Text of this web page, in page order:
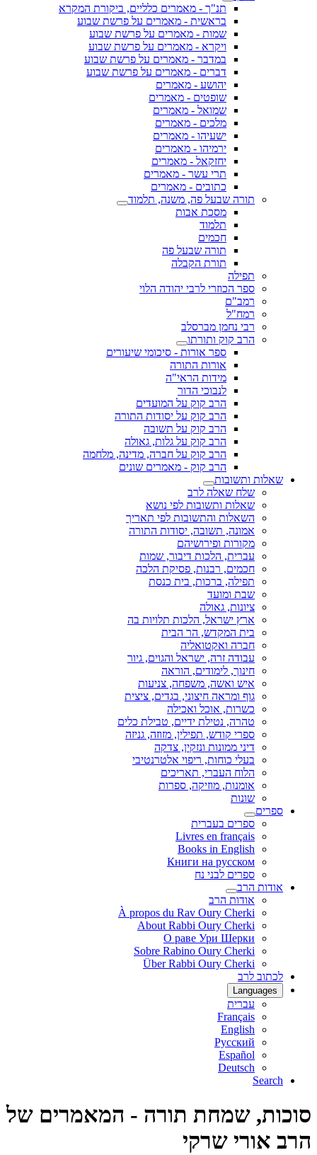
תנ"ך - מאמרים כלליים, ביקורת המקרא
בראשית - מאמרים על פרשת שבוע
שמות - מאמרים על פרשת שבוע
ויקרא - מאמרים על פרשת שבוע
במדבר - מאמרים על פרשת שבוע
דברים - מאמרים על פרשת שבוע
יהושע - מאמרים
שופטים - מאמרים
שמואל - מאמרים
מלכים - מאמרים
ישעיהו - מאמרים
ירמיהו - מאמרים
יחזקאל - מאמרים
תרי עשר - מאמרים
כתובים - מאמרים
תורה שבעל פה, משנה, תלמוד
מסכת אבות
תלמוד
חכמים
תורה שבעל פה
תורת הקבלה
תפילה
ספר הכוזרי לרבי יהודה הלוי
רמב"ם
רמח"ל
רבי נחמן מברסלב
הרב קוק ותורתו
ספר אורות - סיכומי שיעורים
אורות התורה
מידות הראי"ה
לנבוכי הדור
הרב קוק על המועדים
הרב קוק על יסודות התורה
הרב קוק על תשובה
הרב קוק על גלות, גאולה
הרב קוק על חברה, מדינה, מלחמה
הרב קוק - מאמרים שונים
שאלות ותשובות
שלח שאלה לרב
שאלות ותשובות לפי נושא
השאלות והתשובות לפי תאריך
אמונה, תשובה, יסודות התורה
מקורות ופירושיהם
עברית, הלכות דיבור, שמות
חכמים, רבנות, פסיקת הלכה
תפילה, ברכות, בית כנסת
שבת ומועד
ציונות, גאולה
ארץ ישראל, הלכות תלויות בה
בית המקדש, הר הבית
חברה ואקטואליה
עבודה זרה, ישראל והגוים, גיור
חינוך, לימודים, הוראה
איש ואשה, משפחה, צניעות
גוף ומראה חיצוני, בגדים, ציצית
כשרות, אוכל ואכילה
טהרה, נטילת ידיים, טבילת כלים
ספרי קודש, תפילין, מזוזה, גניזה
דיני ממונות ונזקין, צדקה
בעלי כוחות, ריפוי אלטרנטיבי
הלוח העברי, תאריכים
אומנות, מוזיקה, ספרות
שונות
ספרים
ספרים בעברית
Livres en français
Books in English
Книги на русском
ספרים לבני נח
אודות הרב
אודות הרב
À propos du Rav Oury Cherki
About Rabbi Oury Cherki
О раве Ури Шерки
Sobre Rabino Oury Cherki
Über Rabbi Oury Cherki
לכתוב לרב
Languages
עברית
Français
English
Русский
Español
Deutsch
Search
סוכות, שמחת תורה - המאמרים של
הרב אורי שרקי